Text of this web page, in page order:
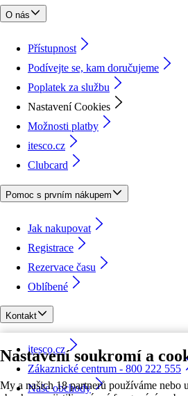
Nastavení soukromí a
My a našich 18 partnerů používáme nebo
O nás
Přístupnost
Podívejte se, kam doručujeme
Poplatek za službu
Nastavení Cookies
Možnosti platby
itesco.cz
Clubcard
Pomoc s prvním nákupem
Jak nakupovat
Registrace
Rezervace času
Oblíbené
Kontakt
itesco.cz
Zákaznické centrum - 800 222 555
Naše obchody